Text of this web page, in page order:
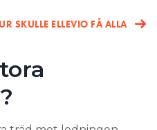
SKULLE ELLEVIO FÅ ALLA